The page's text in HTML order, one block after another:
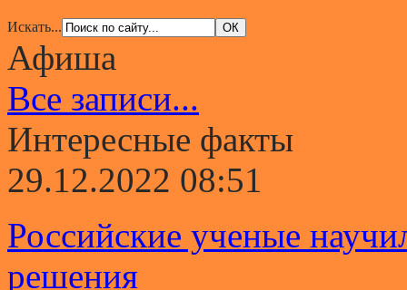
Искать...
Афиша
Все записи...
Интересные факты
29.12.2022 08:51
Российские ученые
решения